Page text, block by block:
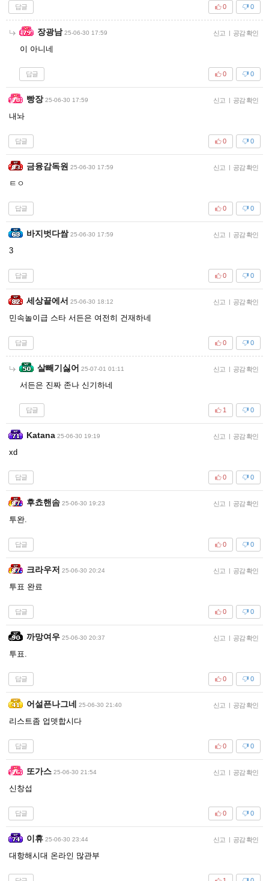
답글 0
0
장광남 25-06-30 17:59 신고 | 공감 확인
이 아니네
답글 0
0
빵장 25-06-30 17:59 신고 | 공감 확인
내놔
답글 0
0
금융감독원 25-06-30 17:59 신고 | 공감 확인
ㅌㅇ
답글 0
0
바지벗다쌈 25-06-30 17:59 신고 | 공감 확인
3
답글 0
0
세상끝에서 25-06-30 18:12 신고 | 공감 확인
민속놀이급 스타 서든은 여전히 건재하네
답글 0
0
살빼기싫어 25-07-01 01:11 신고 | 공감 확인
서든은 진짜 존나 신기하네
답글 0
1
Katana 25-06-30 19:19 신고 | 공감 확인
xd
답글 0
0
후쵸핸솜 25-06-30 19:23 신고 | 공감 확인
투완.
답글 0
0
크라우저 25-06-30 20:24 신고 | 공감 확인
투표 완료
답글 0
0
까망여우 25-06-30 20:37 신고 | 공감 확인
투표.
답글 0
0
어설픈나그네 25-06-30 21:40 신고 | 공감 확인
리스트좀 업뎃합시다
답글 0
0
또가스 25-06-30 21:54 신고 | 공감 확인
신창섭
답글 0
0
이휴 25-06-30 23:44 신고 | 공감 확인
대항해시대 온라인 많관부